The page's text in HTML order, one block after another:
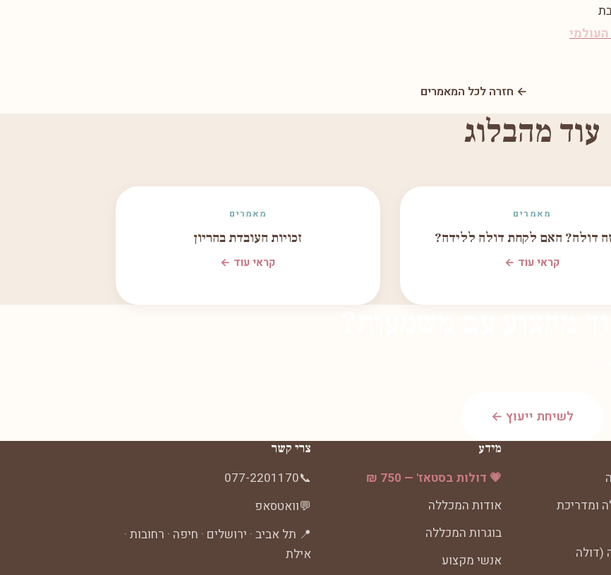
← חזרה לכל המאמרים
עוד מהבלוג
מאמרים
דולה? האם לקחת דולה ללידה?
קראי עוד ←
מאמרים
זכויות העובדת בהריון
קראי עוד ←
לשיחת ייעוץ ←
ומדריכת
(דולה
מידע
💗 דולות בסטאז' — 750 ₪
אודות המכללה
בוגרות המכללה
אנשי מקצוע
צרי קשר
📞
077-2201170
💬וואטסאפ
📍 תל אביב · ירושלים · חיפה · רחובות ·
אילת